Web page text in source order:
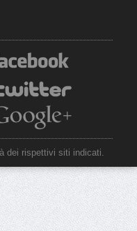
dei rispettivi siti indicati.